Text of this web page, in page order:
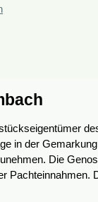
in der
Die